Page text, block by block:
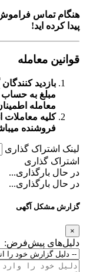
هنگام تماس فراموش
پیدا کرده اید!
قوانین معامله
بازدید کنندگان
مبلغ به حساب
معامله اطمینان
کلیه معاملات
فروشنده میباشد و
لینک اشتراک گذاری
اشتراک گذاری
در حال بارگذاری...
در حال بارگذاری...
گزارش مشکل آگهی
دلیل‌های پیش‌فرض: